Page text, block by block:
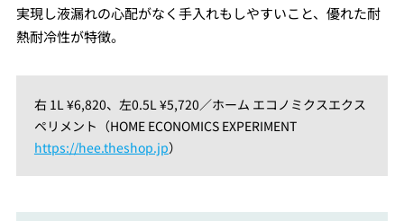
実現し液漏れの心配がなく手入れもしやすいこと、優れた耐
熱耐冷性が特徴。
右 1L ¥6,820、左0.5L ¥5,720／ホーム エコノミクスエクス
ペリメント（HOME ECONOMICS EXPERIMENT
https://hee.theshop.jp）